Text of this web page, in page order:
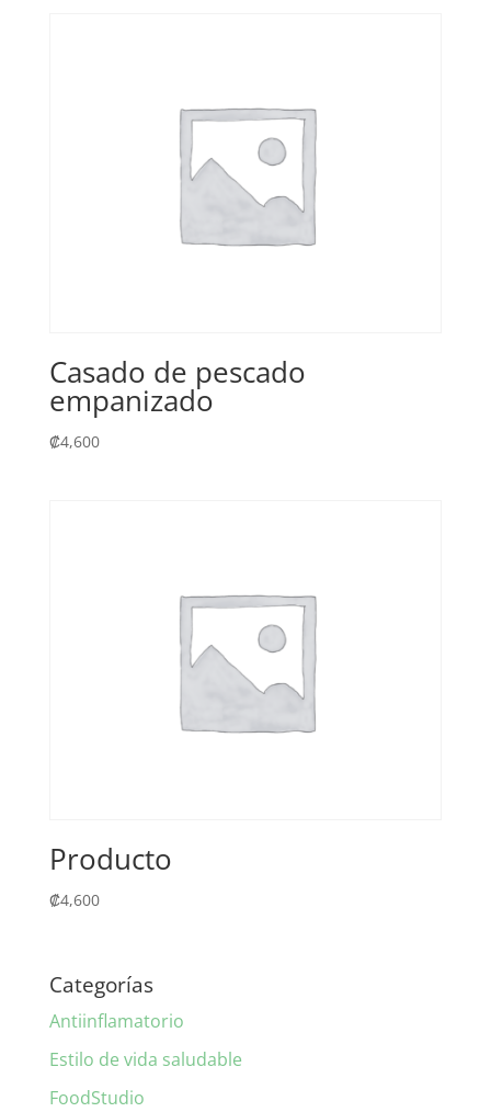
Casado de pescado
empanizado
₡4,600
Producto
₡4,600
Categorías
Antiinflamatorio
Estilo de vida saludable
FoodStudio